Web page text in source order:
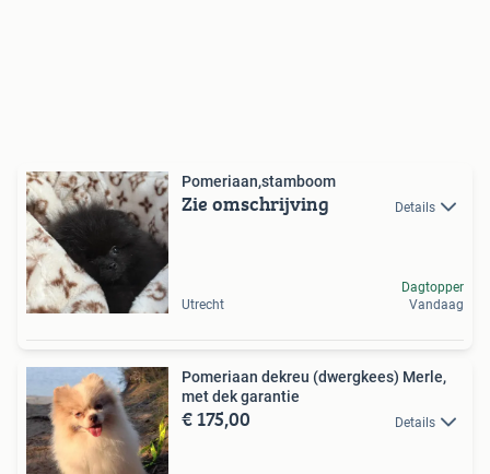
Pomeriaan,stamboom
Zie omschrijving Details
Utrecht
Dagtopper
Vandaag
Pomeriaan dekreu (dwergkees) Merle,
met dek garantie
€ 175,00 Details